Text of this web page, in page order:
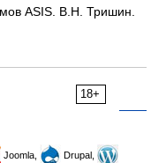
ASIS. В.Н. Тришин.
18+
Joomla,
Drupal,